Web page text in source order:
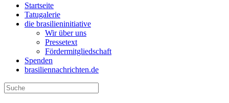
Startseite
Tatugalerie
die brasilieninitiative
Wir über uns
Pressetext
Fördermitgliedschaft
Spenden
brasiliennachrichten.de